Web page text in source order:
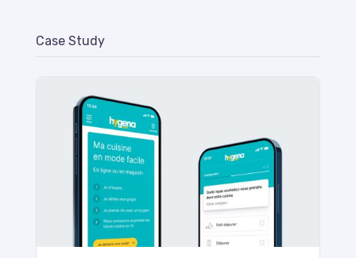
Case Study